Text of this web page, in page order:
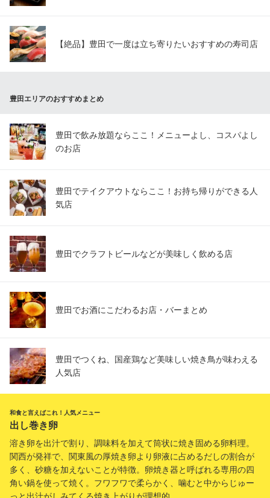
【絶品】豊田で一度は立ち寄りたいおすすめの寿司店
豊田エリアのおすすめまとめ
豊田で飲み放題ならここ！メニューよし、コスパよし
のお店
豊田でテイクアウトならここ！お持ち帰りができる人
気店
豊田でクラフトビールなどが美味しく飲める店
豊田でお酒にこだわるお店・バーまとめ
豊田でつくね、国産鶏など美味しい焼き鳥が味わえる
人気店
和食と言えばこれ！人気メニュー
出し巻き卵
溶き卵を出汁で割り、調味料を加えて筒状に焼き固める卵料理。
関西が発祥で、関東風の厚焼き卵より卵液に占めるだしの割合が
多く、砂糖を加えないことが特徴。卵焼き器と呼ばれる専用の四
角い鍋を使って焼く。フワフワで柔らかく、噛むと中からじゅー